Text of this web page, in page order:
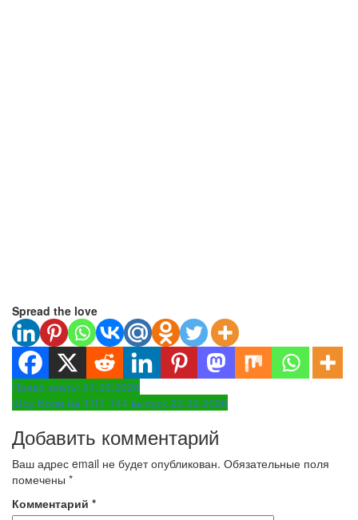
Spread the love
Навигация
по
записям
Право знать! 21.02.2026
Шоу Воли на ТНТ 144 выпуск 22.02.2026
Добавить комментарий
Ваш адрес email не будет опубликован. Обязательные поля
помечены *
Комментарий *